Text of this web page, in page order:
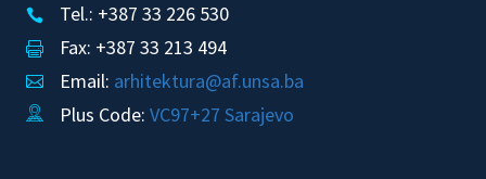

 Tel.: +387 33 226 530

 Fax: +387 33 213 494

 Email: arhitektura@af.unsa.ba

 Plus Code: VC97+27 Sarajevo